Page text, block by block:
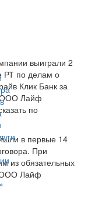
выиграли 2
РТ по делам о
Клик Банк за
ООО Лайф
по
в первые 14
При
из обязательных
ООО Лайф